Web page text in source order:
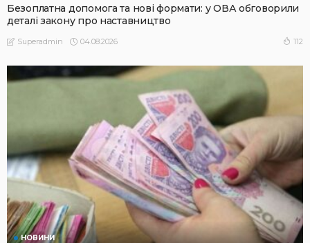
Безоплатна допомога та нові формати: у ОВА обговорили
деталі закону про наставництво
Superadmin 04.08.2026 112
НОВИНИ